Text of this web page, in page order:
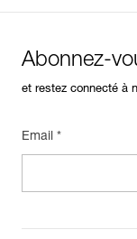
Abonnez-
et restez connecté à
Email *